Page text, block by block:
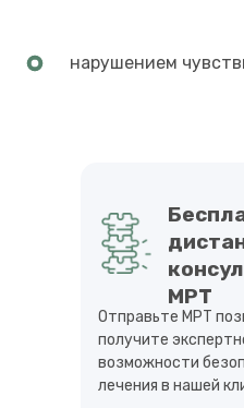
нарушением
МРТ
Отправьте МРТ
получите
возможности
лечения в нашей